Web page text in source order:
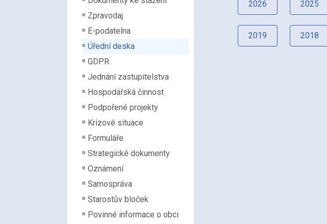
Zpravodaj
E-podatelna
Úřední deska
GDPR
Jednání zastupitelstva
Hospodářská činnost
Podpořené projekty
Krizové situace
Formuláře
Strategické dokumenty
Oznámení
Samospráva
Starostův bloček
Povinné informace o obci
2026 2025
2019 2018